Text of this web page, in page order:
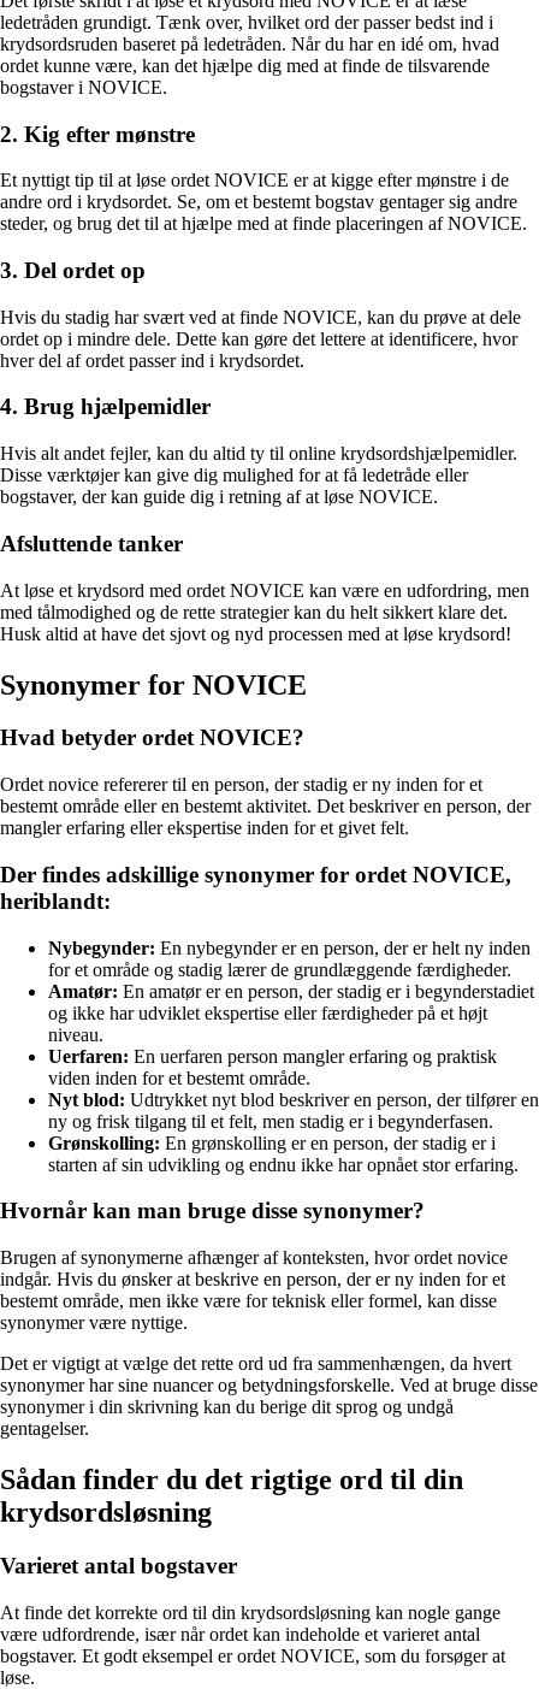
ledetråden grundigt. Tænk over, hvilket ord der passer bedst ind i
krydsordsruden baseret på ledetråden. Når du har en idé om, hvad
ordet kunne være, kan det hjælpe dig med at finde de tilsvarende
bogstaver i NOVICE.
2. Kig efter mønstre
Et nyttigt tip til at løse ordet NOVICE er at kigge efter mønstre i de
andre ord i krydsordet. Se, om et bestemt bogstav gentager sig andre
steder, og brug det til at hjælpe med at finde placeringen af NOVICE.
3. Del ordet op
Hvis du stadig har svært ved at finde NOVICE, kan du prøve at dele
ordet op i mindre dele. Dette kan gøre det lettere at identificere, hvor
hver del af ordet passer ind i krydsordet.
4. Brug hjælpemidler
Hvis alt andet fejler, kan du altid ty til online krydsordshjælpemidler.
Disse værktøjer kan give dig mulighed for at få ledetråde eller
bogstaver, der kan guide dig i retning af at løse NOVICE.
Afsluttende tanker
At løse et krydsord med ordet NOVICE kan være en udfordring, men
med tålmodighed og de rette strategier kan du helt sikkert klare det.
Husk altid at have det sjovt og nyd processen med at løse krydsord!
Synonymer for NOVICE
Hvad betyder ordet NOVICE?
Ordet novice refererer til en person, der stadig er ny inden for et
bestemt område eller en bestemt aktivitet. Det beskriver en person, der
mangler erfaring eller ekspertise inden for et givet felt.
Der findes adskillige synonymer for ordet NOVICE,
heriblandt:
Nybegynder: En nybegynder er en person, der er helt ny inden
for et område og stadig lærer de grundlæggende færdigheder.
Amatør: En amatør er en person, der stadig er i begynderstadiet
og ikke har udviklet ekspertise eller færdigheder på et højt
niveau.
Uerfaren: En uerfaren person mangler erfaring og praktisk
viden inden for et bestemt område.
Nyt blod: Udtrykket nyt blod beskriver en person, der tilfører en
ny og frisk tilgang til et felt, men stadig er i begynderfasen.
Grønskolling: En grønskolling er en person, der stadig er i
starten af sin udvikling og endnu ikke har opnået stor erfaring.
Hvornår kan man bruge disse synonymer?
Brugen af synonymerne afhænger af konteksten, hvor ordet novice
indgår. Hvis du ønsker at beskrive en person, der er ny inden for et
bestemt område, men ikke være for teknisk eller formel, kan disse
synonymer være nyttige.
Det er vigtigt at vælge det rette ord ud fra sammenhængen, da hvert
synonymer har sine nuancer og betydningsforskelle. Ved at bruge disse
synonymer i din skrivning kan du berige dit sprog og undgå
gentagelser.
Sådan finder du det rigtige ord til din
krydsordsløsning
Varieret antal bogstaver
At finde det korrekte ord til din krydsordsløsning kan nogle gange
være udfordrende, især når ordet kan indeholde et varieret antal
bogstaver. Et godt eksempel er ordet NOVICE, som du forsøger at
løse.